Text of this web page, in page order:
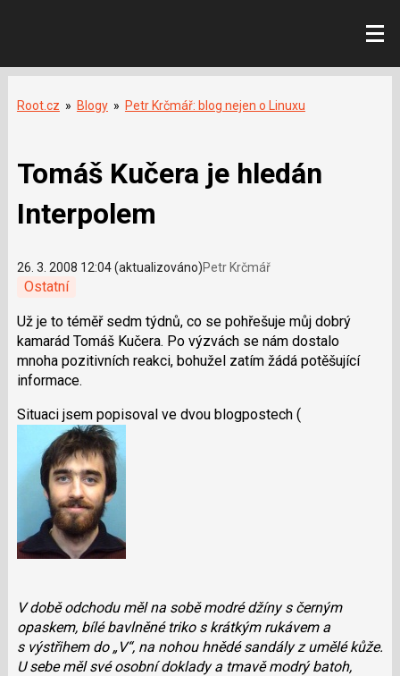
Root.cz » Blogy » Petr Krčmář: blog nejen o Linuxu
Tomáš Kučera je hledán
Interpolem
26. 3. 2008 12:04 (aktualizováno)Petr Krčmář
Ostatní
Už je to téměř sedm týdnů, co se pohřešuje můj dobrý
kamarád Tomáš Kučera. Po výzvách se nám dostalo
mnoha pozitivních reakci, bohužel zatím žádá potěšující
informace.
Situaci jsem popisoval ve dvou blogpostech (
V době odchodu měl na sobě modré džíny s černým
opaskem, bílé bavlněné triko s krátkým rukávem a
s výstřihem do „V“, na nohou hnědé sandály z umělé kůže.
U sebe měl své osobní doklady a tmavě modrý batoh,